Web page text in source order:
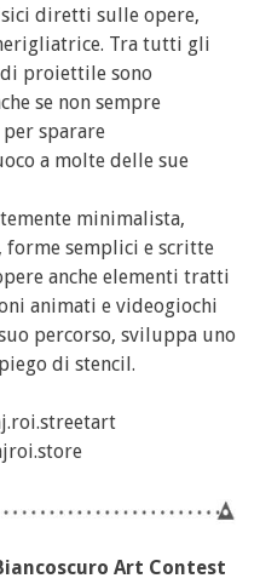
diretti sulle opere,
Tra tutti gli
proiettile sono
se non sempre
sparare
a molte delle sue
minimalista,
semplici e scritte
anche elementi tratti
animati e videogiochi
percorso, sviluppa uno
di stencil.
Art Contest